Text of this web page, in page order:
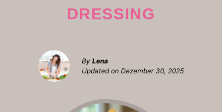
DRESSING
By Lena
Updated on Dezember 30, 2025